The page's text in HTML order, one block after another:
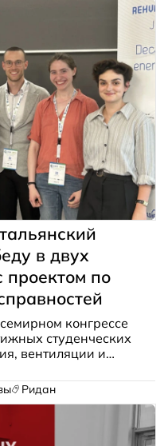
в двух
проектом по
конгрессе
студенческих
вентиляции и
Student
Ридан